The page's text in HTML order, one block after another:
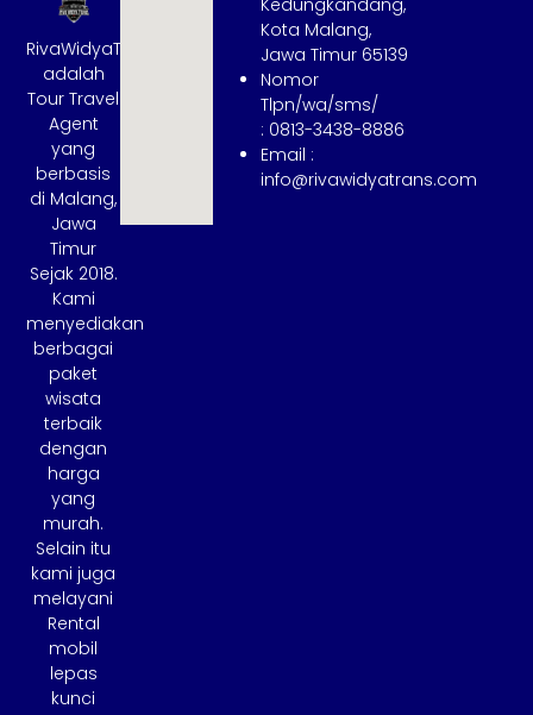
RivaWidyaTrans
adalah
Tour Travel
Agent
yang
berbasis
di Malang,
Jawa
Timur
Sejak 2018.
Kami
menyediakan
berbagai
paket
wisata
terbaik
dengan
harga
yang
murah.
Selain itu
kami juga
melayani
Rental
mobil
lepas
kunci
Kedungkandang,
Kota Malang,
Jawa Timur 65139
Nomor
Tlpn/wa/sms/
: 0813-3438-8886
Email :
info@rivawidyatrans.com